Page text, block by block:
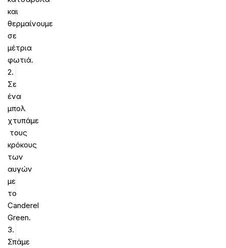
και
θερμαίνουμε
σε
μέτρια
φωτιά.
2.
Σε
ένα
μπολ
χτυπάμε
τους
κρόκους
των
αυγών
με
το
Canderel
Green.
3.
Σπάμε